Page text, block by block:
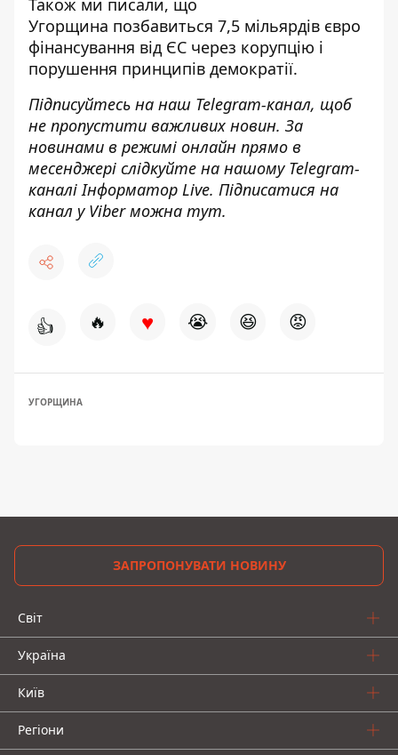
Також ми писали, що
Угорщина позбавиться 7,5 мільярдів євро
фінансування від ЄС через корупцію і
порушення принципів демократії.
Підписуйтесь на наш Telegram-канал, щоб
не пропустити важливих новин. За
новинами в режимі онлайн прямо в
месенджері слідкуйте на нашому Telegram-
каналіІнформатор Live. Підписатися на
канал у Viber можна тут.
👍 🔥 ♥ 😭 😆 😡
УГОРЩИНА
ЗАПРОПОНУВАТИ НОВИНУ
Світ
Україна
Київ
Регіони